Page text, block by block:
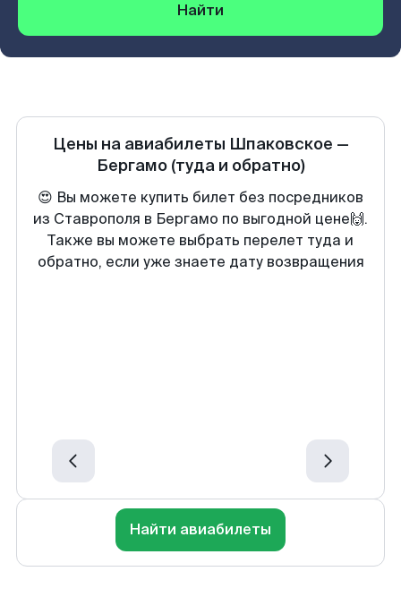
Найти
Цены на авиабилеты Шпаковское —
Бергамо (туда и обратно)
😍 Вы можете купить билет без посредников
из Ставрополя в Бергамо по выгодной цене🙌.
Также вы можете выбрать перелет туда и
обратно, если уже знаете дату возвращения
Найти авиабилеты